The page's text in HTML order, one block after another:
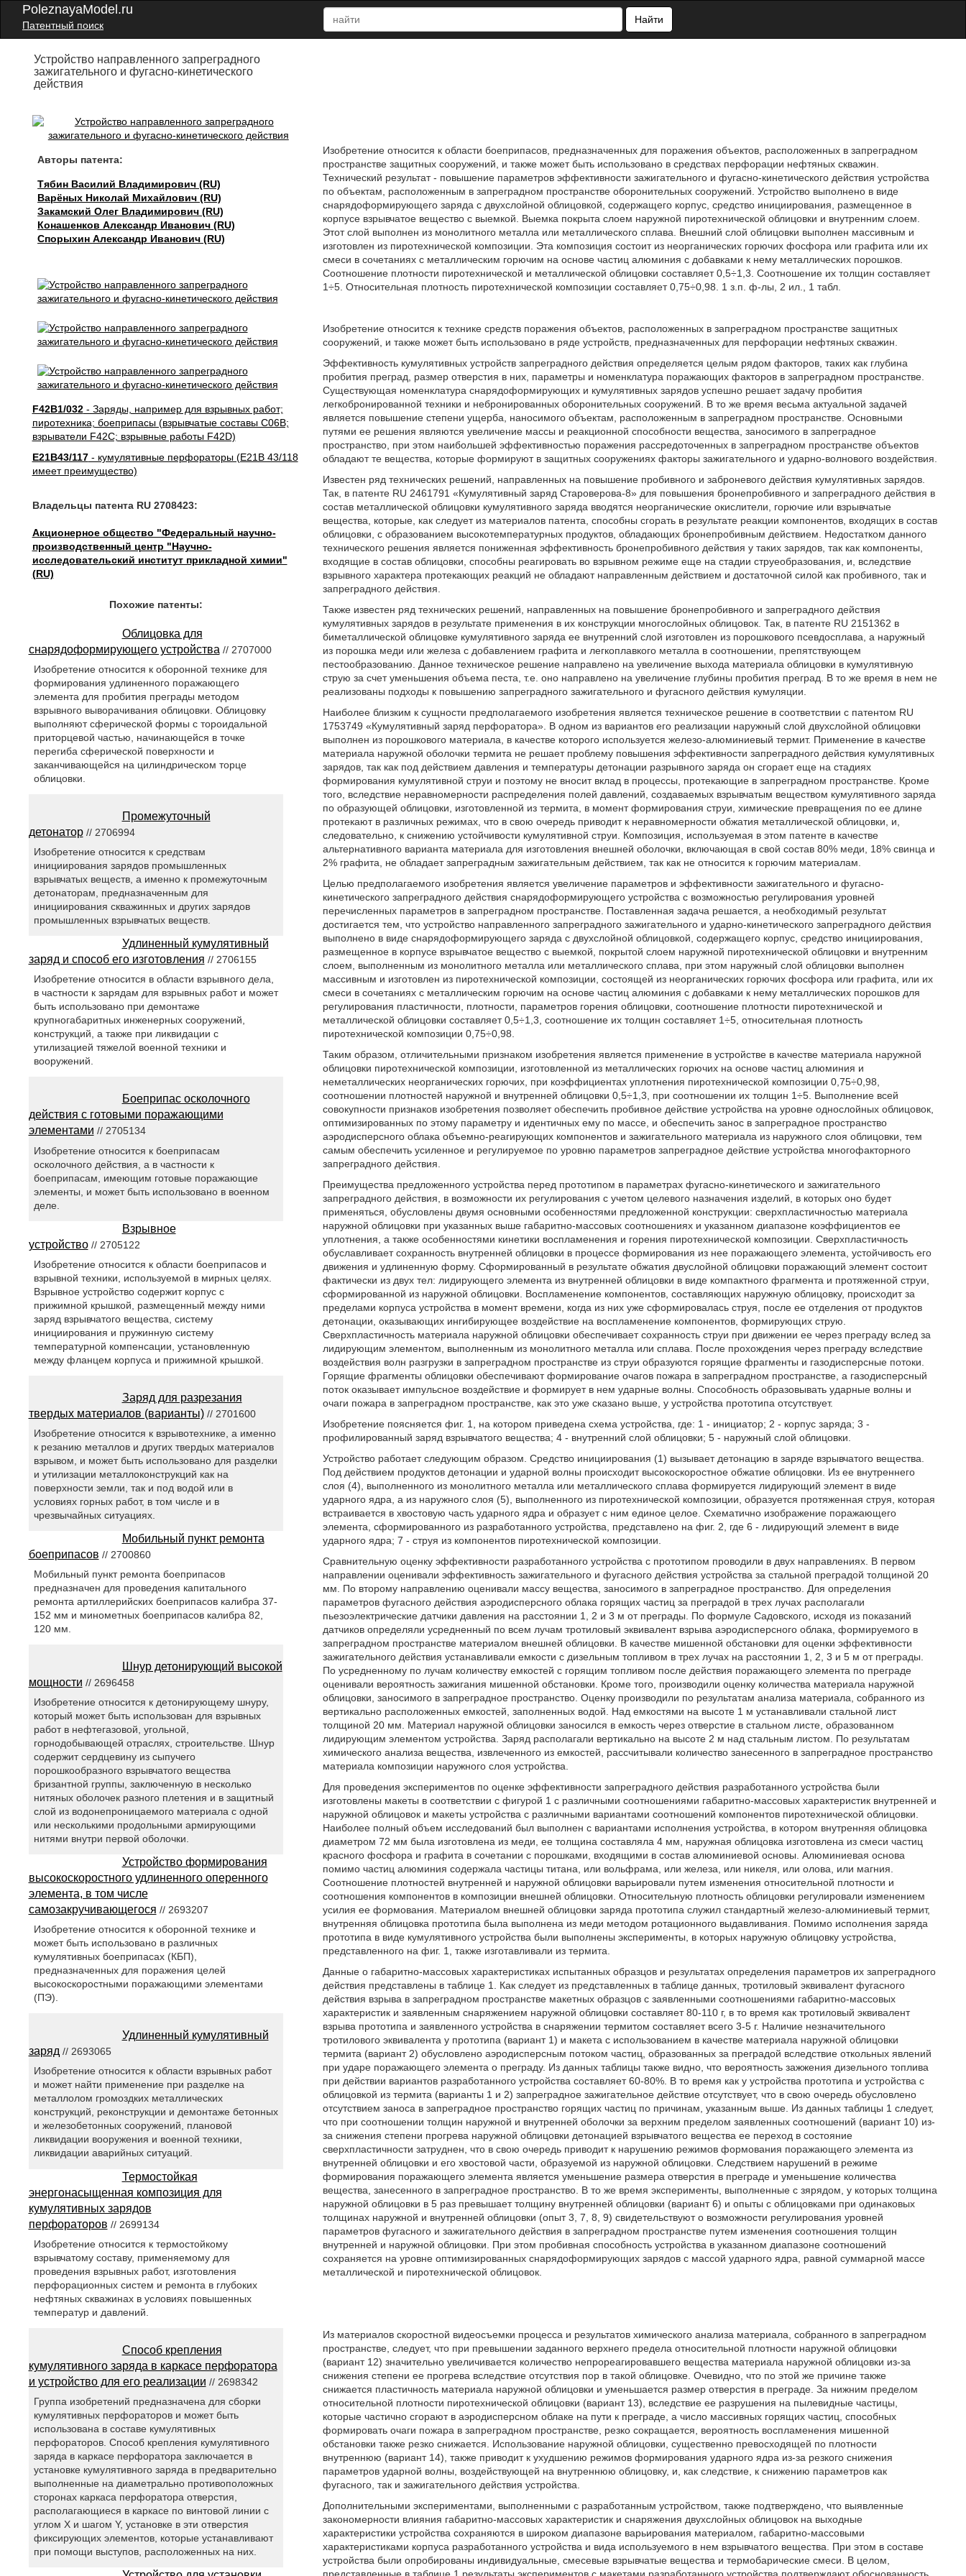
PoleznayaModel.ru
Патентный поиск
Найти
Устройство направленного запреградного
зажигательного и фугасно-кинетического
действия
Авторы патента:
Тябин Василий Владимирович (RU)
Варёных Николай Михайлович (RU)
Закамский Олег Владимирович (RU)
Конашенков Александр Иванович (RU)
Спорыхин Александр Иванович (RU)
F42B1/032- Заряды, например для взрывных работ;
пиротехника; боеприпасы (взрывчатые составы C06B;
взрыватели F42C; взрывные работы F42D)
E21B43/117- кумулятивные перфораторы (E21B 43/118
имеет преимущество)
Владельцы патента RU 2708423:
Акционерное общество "Федеральный научно-
производственный центр "Научно-
исследовательский институт прикладной химии"
(RU)
Изобретение относится к области боеприпасов, предназначенных для поражения объектов, расположенных в запреградном
пространстве защитных сооружений, и также может быть использовано в средствах перфорации нефтяных скважин.
Технический результат - повышение параметров эффективности зажигательного и фугасно-кинетического действия устройства
по объектам, расположенным в запреградном пространстве оборонительных сооружений. Устройство выполнено в виде
снарядоформирующего заряда с двухслойной облицовкой, содержащего корпус, средство инициирования, размещенное в
корпусе взрывчатое вещество с выемкой. Выемка покрыта слоем наружной пиротехнической облицовки и внутренним слоем.
Этот слой выполнен из монолитного металла или металлического сплава. Внешний слой облицовки выполнен массивным и
изготовлен из пиротехнической композиции. Эта композиция состоит из неорганических горючих фосфора или графита или их
смеси в сочетаниях с металлическим горючим на основе частиц алюминия с добавками к нему металлических порошков.
Соотношение плотности пиротехнической и металлической облицовки составляет 0,5÷1,3. Соотношение их толщин составляет
1÷5. Относительная плотность пиротехнической композиции составляет 0,75÷0,98. 1 з.п. ф-лы, 2 ил., 1 табл.
Изобретение относится к технике средств поражения объектов, расположенных в запреградном пространстве защитных
сооружений, и также может быть использовано в ряде устройств, предназначенных для перфорации нефтяных скважин.
Эффективность кумулятивных устройств запреградного действия определяется целым рядом факторов, таких как глубина
пробития преград, размер отверстия в них, параметры и номенклатура поражающих факторов в запреградном пространстве.
Существующая номенклатура снарядоформирующих и кумулятивных зарядов успешно решает задачу пробития
легкобронированной техники и небронированных оборонительных сооружений. В то же время весьма актуальной задачей
является повышение степени ущерба, наносимого объектам, расположенным в запреградном пространстве. Основными
путями ее решения являются увеличение массы и реакционной способности вещества, заносимого в запреградное
пространство, при этом наибольшей эффективностью поражения рассредоточенных в запреградном пространстве объектов
обладают те вещества, которые формируют в защитных сооружениях факторы зажигательного и ударно-волнового воздействия.
Известен ряд технических решений, направленных на повышение пробивного и заброневого действия кумулятивных зарядов.
Так, в патенте RU 2461791 «Кумулятивный заряд Староверова-8» для повышения бронепробивного и запреградного действия в
состав металлической облицовки кумулятивного заряда вводятся неорганические окислители, горючие или взрывчатые
вещества, которые, как следует из материалов патента, способны сгорать в результате реакции компонентов, входящих в состав
облицовки, с образованием высокотемпературных продуктов, обладающих бронепробивным действием. Недостатком данного
технического решения является пониженная эффективность бронепробивного действия у таких зарядов, так как компоненты,
входящие в состав облицовки, способны реагировать во взрывном режиме еще на стадии струеобразования, и, вследствие
взрывного характера протекающих реакций не обладают направленным действием и достаточной силой как пробивного, так и
запреградного действия.
Также известен ряд технических решений, направленных на повышение бронепробивного и запреградного действия
кумулятивных зарядов в результате применения в их конструкции многослойных облицовок. Так, в патенте RU 2151362 в
биметаллической облицовке кумулятивного заряда ее внутренний слой изготовлен из порошкового псевдосплава, а наружный
из порошка меди или железа с добавлением графита и легкоплавкого металла в соотношении, препятствующем
пестообразованию. Данное техническое решение направлено на увеличение выхода материала облицовки в кумулятивную
струю за счет уменьшения объема песта, т.е. оно направлено на увеличение глубины пробития преград. В то же время в нем не
реализованы подходы к повышению запреградного зажигательного и фугасного действия кумуляции.
Наиболее близким к сущности предполагаемого изобретения является техническое решение в соответствии с патентом RU
1753749 «Кумулятивный заряд перфоратора». В одном из вариантов его реализации наружный слой двухслойной облицовки
выполнен из порошкового материала, в качестве которого используется железо-алюминиевый термит. Применение в качестве
материала наружной оболочки термита не решает проблему повышения эффективности запреградного действия кумулятивных
зарядов, так как под действием давления и температуры детонации разрывного заряда он сгорает еще на стадиях
формирования кумулятивной струи и поэтому не вносит вклад в процессы, протекающие в запреградном пространстве. Кроме
того, вследствие неравномерности распределения полей давлений, создаваемых взрывчатым веществом кумулятивного заряда
по образующей облицовки, изготовленной из термита, в момент формирования струи, химические превращения по ее длине
протекают в различных режимах, что в свою очередь приводит к неравномерности обжатия металлической облицовки, и,
следовательно, к снижению устойчивости кумулятивной струи. Композиция, используемая в этом патенте в качестве
альтернативного варианта материала для изготовления внешней оболочки, включающая в свой состав 80% меди, 18% свинца и
2% графита, не обладает запреградным зажигательным действием, так как не относится к горючим материалам.
Целью предполагаемого изобретения является увеличение параметров и эффективности зажигательного и фугасно-
кинетического запреградного действия снарядоформирующего устройства с возможностью регулирования уровней
перечисленных параметров в запреградном пространстве. Поставленная задача решается, а необходимый результат
достигается тем, что устройство направленного запреградного зажигательного и ударно-кинетического запреградного действия
выполнено в виде снарядоформирующего заряда с двухслойной облицовкой, содержащего корпус, средство инициирования,
размещенное в корпусе взрывчатое вещество с выемкой, покрытой слоем наружной пиротехнической облицовки и внутренним
слоем, выполненным из монолитного металла или металлического сплава, при этом наружный слой облицовки выполнен
массивным и изготовлен из пиротехнической композиции, состоящей из неорганических горючих фосфора или графита, или их
смеси в сочетаниях с металлическим горючим на основе частиц алюминия с добавками к нему металлических порошков для
регулирования пластичности, плотности, параметров горения облицовки, соотношение плотности пиротехнической и
металлической облицовки составляет 0,5÷1,3, соотношение их толщин составляет 1÷5, относительная плотность
пиротехнической композиции 0,75÷0,98.
Таким образом, отличительными признаком изобретения является применение в устройстве в качестве материала наружной
облицовки пиротехнической композиции, изготовленной из металлических горючих на основе частиц алюминия и
неметаллических неорганических горючих, при коэффициентах уплотнения пиротехнической композиции 0,75÷0,98,
соотношении плотностей наружной и внутренней облицовки 0,5÷1,3, при соотношении их толщин 1÷5. Выполнение всей
совокупности признаков изобретения позволяет обеспечить пробивное действие устройства на уровне однослойных облицовок,
оптимизированных по этому параметру и идентичных ему по массе, и обеспечить занос в запреградное пространство
аэродисперсного облака объемно-реагирующих компонентов и зажигательного материала из наружного слоя облицовки, тем
самым обеспечить усиленное и регулируемое по уровню параметров запреградное действие устройства многофакторного
запреградного действия.
Преимущества предложенного устройства перед прототипом в параметрах фугасно-кинетического и зажигательного
запреградного действия, в возможности их регулирования с учетом целевого назначения изделий, в которых оно будет
применяться, обусловлены двумя основными особенностями предложенной конструкции: сверхпластичностью материала
наружной облицовки при указанных выше габаритно-массовых соотношениях и указанном диапазоне коэффициентов ее
уплотнения, а также особенностями кинетики воспламенения и горения пиротехнической композиции. Сверхпластичность
обуславливает сохранность внутренней облицовки в процессе формирования из нее поражающего элемента, устойчивость его
движения и удлиненную форму. Сформированный в результате обжатия двуслойной облицовки поражающий элемент состоит
фактически из двух тел: лидирующего элемента из внутренней облицовки в виде компактного фрагмента и протяженной струи,
сформированной из наружной облицовки. Воспламенение компонентов, составляющих наружную облицовку, происходит за
пределами корпуса устройства в момент времени, когда из них уже сформировалась струя, после ее отделения от продуктов
детонации, оказывающих ингибирующее воздействие на воспламенение компонентов, формирующих струю.
Сверхпластичность материала наружной облицовки обеспечивает сохранность струи при движении ее через преграду вслед за
лидирующим элементом, выполненным из монолитного металла или сплава. После прохождения через преграду вследствие
воздействия волн разгрузки в запреградном пространстве из струи образуются горящие фрагменты и газодисперсные потоки.
Горящие фрагменты облицовки обеспечивают формирование очагов пожара в запреградном пространстве, а газодисперсный
поток оказывает импульсное воздействие и формирует в нем ударные волны. Способность образовывать ударные волны и
очаги пожара в запреградном пространстве, как это уже сказано выше, у устройства прототипа отсутствует.
Изобретение поясняется фиг. 1, на котором приведена схема устройства, где: 1 - инициатор; 2 - корпус заряда; 3 -
профилированный заряд взрывчатого вещества; 4 - внутренний слой облицовки; 5 - наружный слой облицовки.
Устройство работает следующим образом. Средство инициирования (1) вызывает детонацию в заряде взрывчатого вещества.
Под действием продуктов детонации и ударной волны происходит высокоскоростное обжатие облицовки. Из ее внутреннего
слоя (4), выполненного из монолитного металла или металлического сплава формируется лидирующий элемент в виде
ударного ядра, а из наружного слоя (5), выполненного из пиротехнической композиции, образуется протяженная струя, которая
встраивается в хвостовую часть ударного ядра и образует с ним единое целое. Схематично изображение поражающего
элемента, сформированного из разработанного устройства, представлено на фиг. 2, где 6 - лидирующий элемент в виде
ударного ядра; 7 - струя из компонентов пиротехнической композиции.
Сравнительную оценку эффективности разработанного устройства с прототипом проводили в двух направлениях. В первом
направлении оценивали эффективность зажигательного и фугасного действия устройства за стальной преградой толщиной 20
мм. По второму направлению оценивали массу вещества, заносимого в запреградное пространство. Для определения
параметров фугасного действия аэродисперсного облака горящих частиц за преградой в трех лучах располагали
пьезоэлектрические датчики давления на расстоянии 1, 2 и 3 м от преграды. По формуле Садовского, исходя из показаний
датчиков определяли усредненный по всем лучам тротиловый эквивалент взрыва аэродисперсного облака, формируемого в
запреградном пространстве материалом внешней облицовки. В качестве мишенной обстановки для оценки эффективности
зажигательного действия устанавливали емкости с дизельным топливом в трех лучах на расстоянии 1, 2, 3 и 5 м от преграды.
По усредненному по лучам количеству емкостей с горящим топливом после действия поражающего элемента по преграде
оценивали вероятность зажигания мишенной обстановки. Кроме того, производили оценку количества материала наружной
облицовки, заносимого в запреградное пространство. Оценку производили по результатам анализа материала, собранного из
вертикально расположенных емкостей, заполненных водой. Над емкостями на высоте 1 м устанавливали стальной лист
толщиной 20 мм. Материал наружной облицовки заносился в емкость через отверстие в стальном листе, образованном
лидирующим элементом устройства. Заряд располагали вертикально на высоте 2 м над стальным листом. По результатам
химического анализа вещества, извлеченного из емкостей, рассчитывали количество занесенного в запреградное пространство
материала композиции наружного слоя устройства.
Для проведения экспериментов по оценке эффективности запреградного действия разработанного устройства были
изготовлены макеты в соответствии с фигурой 1 с различными соотношениями габаритно-массовых характеристик внутренней и
наружной облицовок и макеты устройства с различными вариантами соотношений компонентов пиротехнической облицовки.
Наиболее полный объем исследований был выполнен с вариантами исполнения устройства, в котором внутренняя облицовка
диаметром 72 мм была изготовлена из меди, ее толщина составляла 4 мм, наружная облицовка изготовлена из смеси частиц
красного фосфора и графита в сочетании с порошками, входящими в состав алюминиевой основы. Алюминиевая основа
помимо частиц алюминия содержала частицы титана, или вольфрама, или железа, или никеля, или олова, или магния.
Соотношение плотностей внутренней и наружной облицовки варьировали путем изменения относительной плотности и
соотношения компонентов в композиции внешней облицовки. Относительную плотность облицовки регулировали изменением
усилия ее формования. Материалом внешней облицовки заряда прототипа служил стандартный железо-алюминиевый термит,
внутренняя облицовка прототипа была выполнена из меди методом ротационного выдавливания. Помимо исполнения заряда
прототипа в виде кумулятивного устройства были выполнены эксперименты, в которых наружную облицовку устройства,
представленного на фиг. 1, также изготавливали из термита.
Данные о габаритно-массовых характеристиках испытанных образцов и результатах определения параметров их запреградного
действия представлены в таблице 1. Как следует из представленных в таблице данных, тротиловый эквивалент фугасного
действия взрыва в запреградном пространстве макетных образцов с заявленными соотношениями габаритно-массовых
характеристик и заявленным снаряжением наружной облицовки составляет 80-110 г, в то время как тротиловый эквивалент
взрыва прототипа и заявленного устройства в снаряжении термитом составляет всего 3-5 г. Наличие незначительного
тротилового эквивалента у прототипа (вариант 1) и макета с использованием в качестве материала наружной облицовки
термита (вариант 2) обусловлено аэродисперсным потоком частиц, образованных за преградой вследствие откольных явлений
при ударе поражающего элемента о преграду. Из данных таблицы также видно, что вероятность зажжения дизельного топлива
при действии вариантов разработанного устройства составляет 60-80%. В то время как у устройства прототипа и устройства с
облицовкой из термита (варианты 1 и 2) запреградное зажигательное действие отсутствует, что в свою очередь обусловлено
отсутствием заноса в запреградное пространство горящих частиц по причинам, указанным выше. Из данных таблицы 1 следует,
что при соотношении толщин наружной и внутренней оболочки за верхним пределом заявленных соотношений (вариант 10) из-
за снижения степени прогрева наружной облицовки детонацией взрывчатого вещества ее переход в состояние
сверхпластичности затруднен, что в свою очередь приводит к нарушению режимов формования поражающего элемента из
внутренней облицовки и его хвостовой части, образуемой из наружной облицовки. Следствием нарушений в режиме
формирования поражающего элемента является уменьшение размера отверстия в преграде и уменьшение количества
вещества, занесенного в запреградное пространство. В то же время эксперименты, выполненные с зярядом, у которых толщина
наружной облицовки в 5 раз превышает толщину внутренней облицовки (вариант 6) и опыты с облицовками при одинаковых
толщинах наружной и внутренней облицовки (опыт 3, 7, 8, 9) свидетельствуют о возможности регулирования уровней
параметров фугасного и зажигательного действия в запреградном пространстве путем изменения соотношения толщин
внутренней и наружной облицовки. При этом пробивная способность устройства в указанном диапазоне соотношений
сохраняется на уровне оптимизированных снарядоформирующих зарядов с массой ударного ядра, равной суммарной массе
металлической и пиротехнической облицовок.
Из материалов скоростной видеосъемки процесса и результатов химического анализа материала, собранного в запреградном
пространстве, следует, что при превышении заданного верхнего предела относительной плотности наружной облицовки
(вариант 12) значительно увеличивается количество непрореагировавшего вещества материала наружной облицовки из-за
снижения степени ее прогрева вследствие отсутствия пор в такой облицовке. Очевидно, что по этой же причине также
снижается пластичность материала наружной облицовки и уменьшается размер отверстия в преграде. За нижним пределом
относительной плотности пиротехнической облицовки (вариант 13), вследствие ее разрушения на пылевидные частицы,
которые частично сгорают в аэродисперсном облаке на пути к преграде, а число массивных горящих частиц, способных
формировать очаги пожара в запреградном пространстве, резко сокращается, вероятность воспламенения мишенной
обстановки также резко снижается. Использование наружной облицовки, существенно превосходящей по плотности
внутреннюю (вариант 14), также приводит к ухудшению режимов формирования ударного ядра из-за резкого снижения
параметров ударной волны, воздействующей на внутреннюю облицовку, и, как следствие, к снижению параметров как
фугасного, так и зажигательного действия устройства.
Дополнительными экспериментами, выполненными с разработанным устройством, также подтверждено, что выявленные
закономерности влияния габаритно-массовых характеристик и снаряжения двухслойных облицовок на выходные
характеристики устройства сохраняются в широком диапазоне варьирования материалом, габаритно-массовыми
характеристиками корпуса разработанного устройства и вида используемого в нем взрывчатого вещества. При этом в составе
устройства были опробированы индивидуальные, смесевые взрывчатые вещества и термобарические смеси. В целом,
Похожие патенты:
Облицовка для
снарядоформирующего устройства // 2707000
Изобретение относится к оборонной технике для
формирования удлиненного поражающего
элемента для пробития преграды методом
взрывного выворачивания облицовки. Облицовку
выполняют сферической формы с тороидальной
приторцевой частью, начинающейся в точке
перегиба сферической поверхности и
заканчивающейся на цилиндрическом торце
облицовки.
Промежуточный
детонатор// 2706994
Изобретение относится к средствам
инициирования зарядов промышленных
взрывчатых веществ, а именно к промежуточным
детонаторам, предназначенным для
инициирования скважинных и других зарядов
промышленных взрывчатых веществ.
Удлиненный кумулятивный
заряд и способ его изготовления // 2706155
Изобретение относится в области взрывного дела,
в частности к зарядам для взрывных работ и может
быть использовано при демонтаже
крупногабаритных инженерных сооружений,
конструкций, а также при ликвидации с
утилизацией тяжелой военной техники и
вооружений.
Боеприпас осколочного
действия с готовыми поражающими
элементами // 2705134
Изобретение относится к боеприпасам
осколочного действия, а в частности к
боеприпасам, имеющим готовые поражающие
элементы, и может быть использовано в военном
деле.
Взрывное
устройство// 2705122
Изобретение относится к области боеприпасов и
взрывной техники, используемой в мирных целях.
Взрывное устройство содержит корпус с
прижимной крышкой, размещенный между ними
заряд взрывчатого вещества, систему
инициирования и пружинную систему
температурной компенсации, установленную
между фланцем корпуса и прижимной крышкой.
Заряд для разрезания
твердых материалов (варианты)// 2701600
Изобретение относится к взрывотехнике, а именно
к резанию металлов и других твердых материалов
взрывом, и может быть использовано для разделки
и утилизации металлоконструкций как на
поверхности земли, так и под водой или в
условиях горных работ, в том числе и в
чрезвычайных ситуациях.
Мобильный пункт ремонта
боеприпасов // 2700860
Мобильный пункт ремонта боеприпасов
предназначен для проведения капитального
ремонта артиллерийских боеприпасов калибра 37-
152 мм и минометных боеприпасов калибра 82,
120 мм.
Шнур детонирующий высокой
мощности // 2696458
Изобретение относится к детонирующему шнуру,
который может быть использован для взрывных
работ в нефтегазовой, угольной,
горнодобывающей отраслях, строительстве. Шнур
содержит сердцевину из сыпучего
порошкообразного взрывчатого вещества
бризантной группы, заключенную в несколько
нитяных оболочек разного плетения и в защитный
слой из водонепроницаемого материала с одной
или несколькими продольными армирующими
нитями внутри первой оболочки.
Устройство формирования
высокоскоростного удлиненного оперенного
элемента, в том числе
самозакручивающегося // 2693207
Изобретение относится к оборонной технике и
может быть использовано в различных
кумулятивных боеприпасах (КБП),
предназначенных для поражения целей
высокоскоростными поражающими элементами
(ПЭ).
Удлиненный кумулятивный
заряд// 2693065
Изобретение относится к области взрывных работ
и может найти применение при разделке на
металлолом громоздких металлических
конструкций, реконструкции и демонтаже бетонных
и железобетонных сооружений, плановой
ликвидации вооружения и военной техники,
ликвидации аварийных ситуаций.
Термостойкая
энергонасыщенная композиция для
кумулятивных зарядов
перфораторов // 2699134
Изобретение относится к термостойкому
взрывчатому составу, применяемому для
проведения взрывных работ, изготовления
перфорационных систем и ремонта в глубоких
нефтяных скважинах в условиях повышенных
температур и давлений.
Способ крепления
кумулятивного заряда в каркасе перфоратора
и устройство для его реализации // 2698342
Группа изобретений предназначена для сборки
кумулятивных перфораторов и может быть
использована в составе кумулятивных
перфораторов. Способ крепления кумулятивного
заряда в каркасе перфоратора заключается в
установке кумулятивного заряда в предварительно
выполненные на диаметрально противоположных
сторонах каркаса перфоратора отверстия,
располагающиеся в каркасе по винтовой линии с
углом Х и шагом Y, установке в эти отверстия
фиксирующих элементов, которые устанавливают
при помощи выступов, расположенных на них.